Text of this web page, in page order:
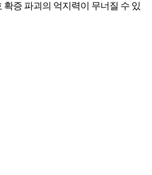
확증 파괴의 억지력이 무너질 수 있